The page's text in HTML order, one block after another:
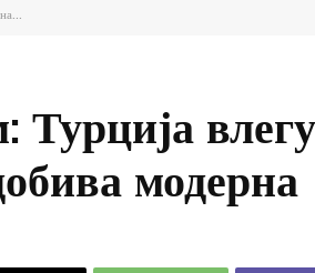
Турција
модерна